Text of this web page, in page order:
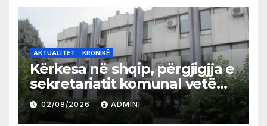
AKTUALITET KRONIKË
Kërkesa në shqip, përgjigjja e
sekretariatit komunal vetëm
në gjuhën malazeze
02/08/2026 ADMINI